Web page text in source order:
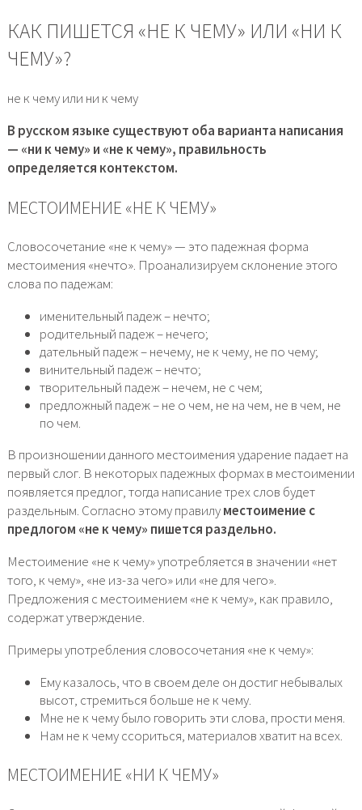
КАК ПИШЕТСЯ «НЕ К ЧЕМУ» ИЛИ «НИ К
ЧЕМУ»?
не к чему или ни к чему
В русском языке существуют оба варианта написания
— «ни к чему» и «не к чему», правильность
определяется контекстом.
МЕСТОИМЕНИЕ «НЕ К ЧЕМУ»
Словосочетание «не к чему» — это падежная форма
местоимения «нечто». Проанализируем склонение этого
слова по падежам:
именительный падеж – нечто;
родительный падеж – нечего;
дательный падеж – нечему, не к чему, не по чему;
винительный падеж – нечто;
творительный падеж – нечем, не с чем;
предложный падеж – не о чем, не на чем, не в чем, не
по чем.
В произношении данного местоимения ударение падает на
первый слог. В некоторых падежных формах в местоимении
появляется предлог, тогда написание трех слов будет
раздельным. Согласно этому правилуместоимение с
предлогом «не к чему» пишется раздельно.
Местоимение «не к чему» употребляется в значении «нет
того, к чему», «не из-за чего» или «не для чего».
Предложения с местоимением «не к чему», как правило,
содержат утверждение.
Примеры употребления словосочетания «не к чему»:
Ему казалось, что в своем деле он достиг небывалых
высот, стремиться больше не к чему.
Мне не к чему было говорить эти слова, прости меня.
Нам не к чему ссориться, материалов хватит на всех.
МЕСТОИМЕНИЕ «НИ К ЧЕМУ»